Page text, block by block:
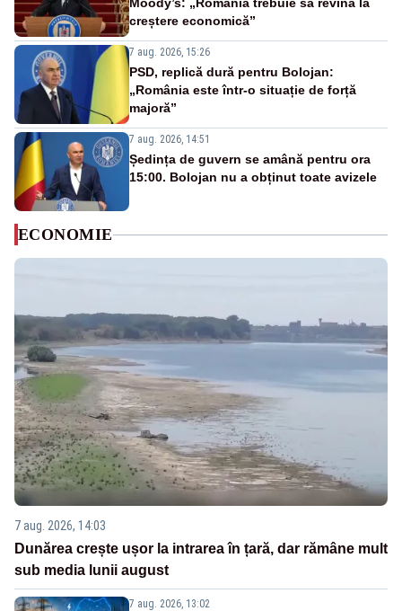
creștere economică”
7 aug. 2026, 15:26
PSD, replică dură pentru Bolojan:
„România este într-o situație de forță
majoră”
7 aug. 2026, 14:51
Ședința de guvern se amână pentru ora
15:00. Bolojan nu a obținut toate avizele
ECONOMIE
7 aug. 2026, 14:03
Dunărea crește ușor la intrarea în țară, dar rămâne mult
sub media lunii august
7 aug. 2026, 13:02